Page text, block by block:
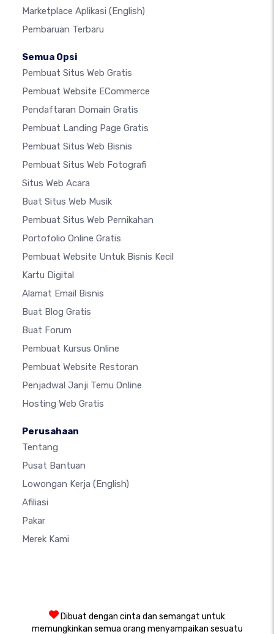
Marketplace Aplikasi (English)
Pembaruan Terbaru
Semua Opsi
Pembuat Situs Web Gratis
Pembuat Website ECommerce
Pendaftaran Domain Gratis
Pembuat Landing Page Gratis
Pembuat Situs Web Bisnis
Pembuat Situs Web Fotografi
Situs Web Acara
Buat Situs Web Musik
Pembuat Situs Web Pernikahan
Portofolio Online Gratis
Pembuat Website Untuk Bisnis Kecil
Kartu Digital
Alamat Email Bisnis
Buat Blog Gratis
Buat Forum
Pembuat Kursus Online
Pembuat Website Restoran
Penjadwal Janji Temu Online
Hosting Web Gratis
Perusahaan
Tentang
Pusat Bantuan
Lowongan Kerja (English)
Afiliasi
Pakar
Merek Kami
Dibuat dengan cinta dan semangat untuk
memungkinkan semua orang menyampaikan sesuatu